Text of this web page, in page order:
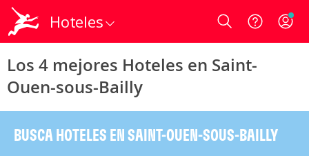
Hoteles Login
Los 4 mejores Hoteles en Saint-
Ouen-sous-Bailly
BUSCA HOTELES EN SAINT-OUEN-SOUS-BAILLY